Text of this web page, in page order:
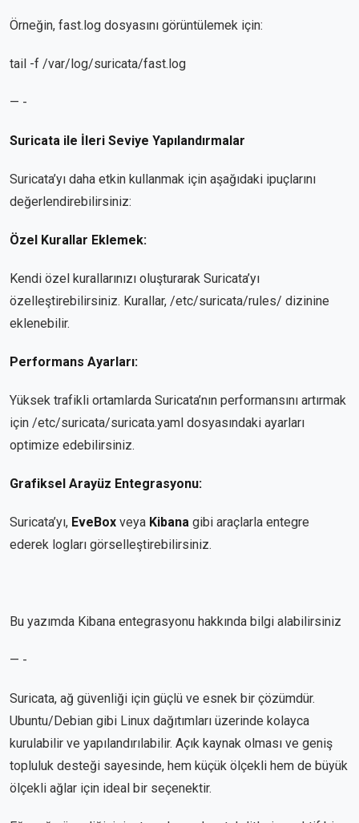
Örneğin, fast.log dosyasını görüntülemek için:
tail -f /var/log/suricata/fast.log
— -
Suricata ile İleri Seviye Yapılandırmalar
Suricata’yı daha etkin kullanmak için aşağıdaki ipuçlarını
değerlendirebilirsiniz:
Özel Kurallar Eklemek:
Kendi özel kurallarınızı oluşturarak Suricata’yı
özelleştirebilirsiniz. Kurallar, /etc/suricata/rules/ dizinine
eklenebilir.
Performans Ayarları:
Yüksek trafikli ortamlarda Suricata’nın performansını artırmak
için /etc/suricata/suricata.yaml dosyasındaki ayarları
optimize edebilirsiniz.
Grafiksel Arayüz Entegrasyonu:
Suricata’yı, EveBox veya Kibana gibi araçlarla entegre
ederek logları görselleştirebilirsiniz.
Bu yazımda Kibana entegrasyonu hakkında bilgi alabilirsiniz
— -
Suricata, ağ güvenliği için güçlü ve esnek bir çözümdür.
Ubuntu/Debian gibi Linux dağıtımları üzerinde kolayca
kurulabilir ve yapılandırılabilir. Açık kaynak olması ve geniş
topluluk desteği sayesinde, hem küçük ölçekli hem de büyük
ölçekli ağlar için ideal bir seçenektir.